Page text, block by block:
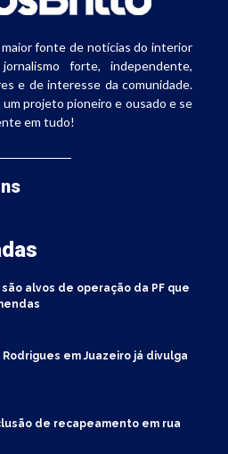
fonte de notícias do interior
forte, independente,
e de interesse da comunidade.
projeto pioneiro e ousado e se
em tudo!
alvos de operação da PF que
em Juazeiro já divulga
de recapeamento em rua